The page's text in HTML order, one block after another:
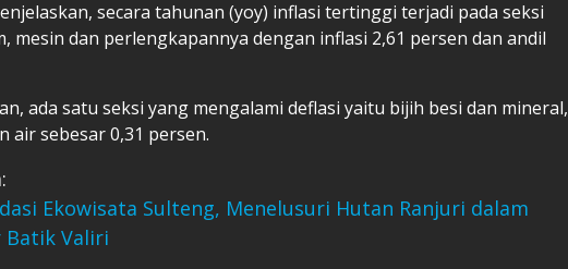
secara tahunan (yoy) inflasi tertinggi terjadi pada seksi
mesin dan perlengkapannya dengan inflasi 2,61 persen dan andil
ada satu seksi yang mengalami deflasi yaitu bijih besi dan mineral,
air sebesar 0,31 persen.
Ekowisata Sulteng, Menelusuri Hutan Ranjuri dalam
Batik Valiri